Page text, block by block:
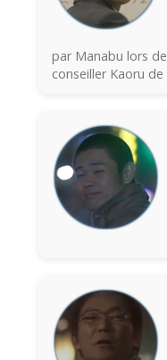
par Manabu lors
conseiller Kaoru